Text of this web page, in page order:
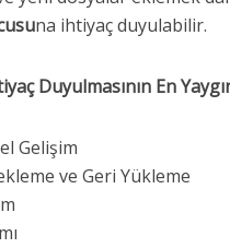
na ihtiyaç duyulabilir.
Duyulmasının En
Gelişim
ve Geri Yükleme